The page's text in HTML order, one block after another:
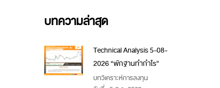
บทความล่าสุด
Technical Analysis 5-08-
2026 “พักฐานทำกำไร”
บทวิเคราะห์การลงทุน